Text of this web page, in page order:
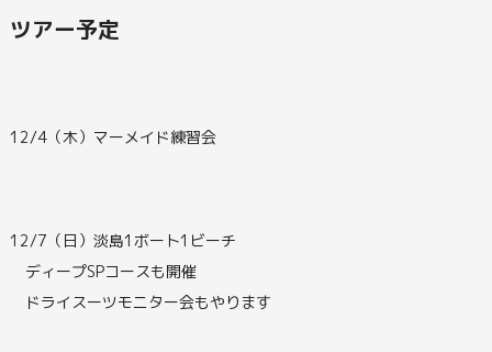
ツアー予定
12/4（木）マーメイド練習会
12/7（日）淡島1ボート1ビーチ
ディープSPコースも開催
ドライスーツモニター会もやります